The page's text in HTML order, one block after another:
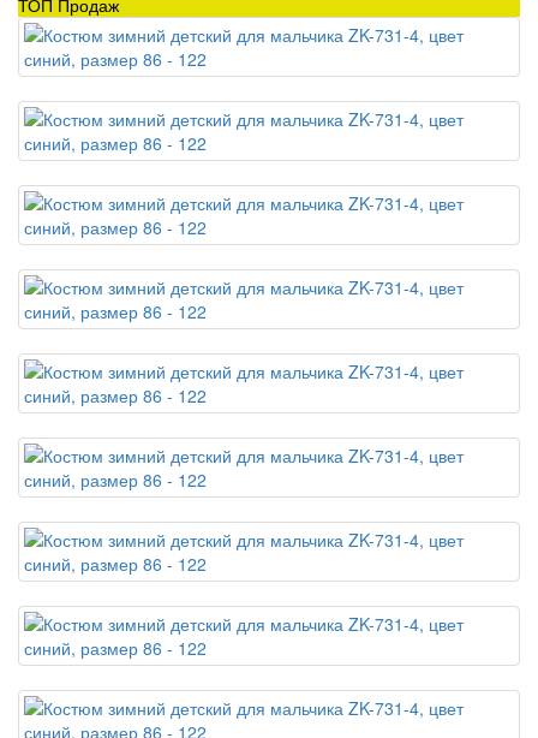
ТОП Продаж